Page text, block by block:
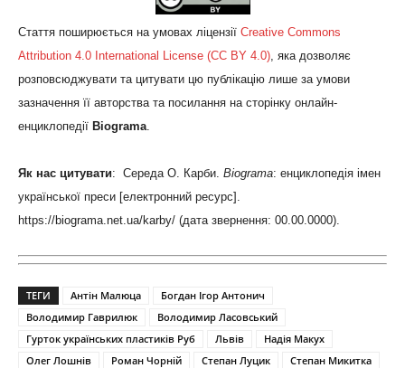
Стаття поширюється на умовах ліцензії Creative Commons
Attribution 4.0 International License (CC BY 4.0) , яка дозволяє
розповсюджувати та цитувати цю публікацію лише за умови
зазначення її авторства та посилання на сторінку онлайн-
енциклопедії Biograma
Як нас цитувати: Середа О. Карби. Biograma: енциклопедія імен
української преси [електронний ресурс].
https://biograma.net.ua/karby/ (дата звернення: 00.00.0000).
ТЕГИ Антін Малюца
Богдан Ігор Антонич
Володимир Гаврилюк
Володимир Ласовський
Гурток українських пластиків Руб
Львів
Надія Макух
Олег Лошнів
Роман Чорній Степан Луцик Степан Микитка